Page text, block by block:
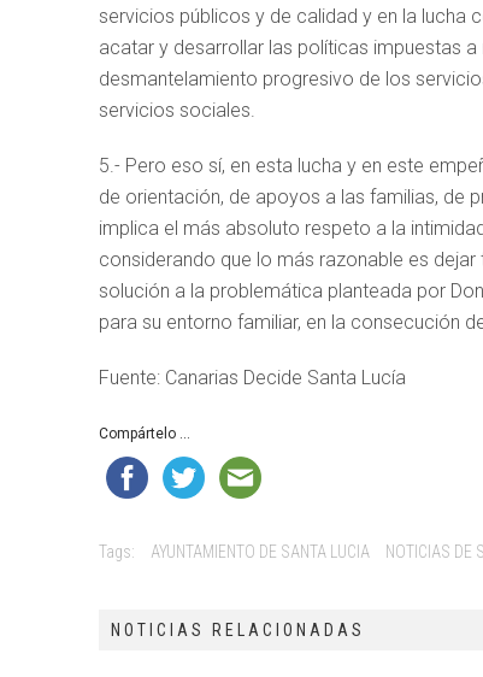
servicios públicos y de calidad y en la lucha
acatar y desarrollar las políticas impuestas
desmantelamiento progresivo de los
servicios sociales.
5.- Pero eso sí, en esta lucha y en este
de orientación, de apoyos a las familias, de
implica el más absoluto respeto a la
considerando que lo más razonable es
solución a la problemática planteada por
para su entorno familiar, en la consecución
Fuente: Canarias Decide Santa Lucía
Compártelo ...
Tags: AYUNTAMIENTO DE SANTA LUCIA NOTICIAS DE
NOTICIAS RELACIONADAS